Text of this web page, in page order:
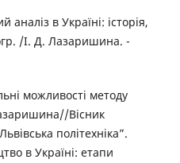
в Україні: історія,
/І. Д. Лазаришина. -
можливості методу
Вісник
політехніка”.
в Україні: етапи